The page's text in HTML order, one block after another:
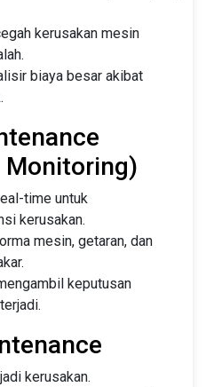
kerusakan mesin
biaya besar akibat
Monitoring)
time untuk
kerusakan.
mesin, getaran, dan
keputusan
kerusakan.